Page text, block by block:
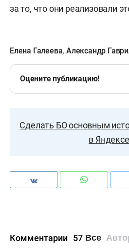
за то, что они реализовали
Елена Галеева,Александр
Оцените публикацию!
Сделать БО основным
в Яндексе
Комментарии 57 Все